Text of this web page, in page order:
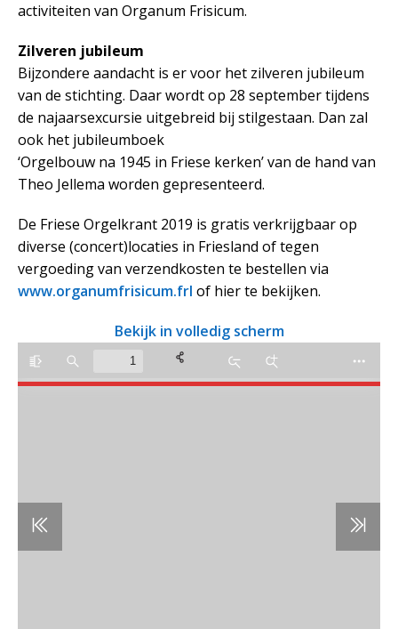
activiteiten van Organum Frisicum.
Zilveren jubileum
Bijzondere aandacht is er voor het zilveren jubileum
van de stichting. Daar wordt op 28 september tijdens
de najaarsexcursie uitgebreid bij stilgestaan. Dan zal
ook het jubileumboek
‘Orgelbouw na 1945 in Friese kerken’ van de hand van
Theo Jellema worden gepresenteerd.
De Friese Orgelkrant 2019 is gratis verkrijgbaar op
diverse (concert)locaties in Friesland of tegen
vergoeding van verzendkosten te bestellen via
www.organumfrisicum.frl of hier te bekijken.
Bekijk in volledig scherm